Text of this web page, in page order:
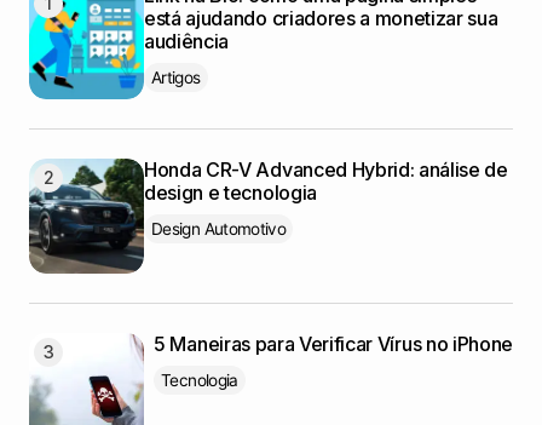
está ajudando criadores a monetizar sua
audiência
Artigos
Honda CR-V Advanced Hybrid: análise de
design e tecnologia
Design Automotivo
5 Maneiras para Verificar Vírus no iPhone
Tecnologia